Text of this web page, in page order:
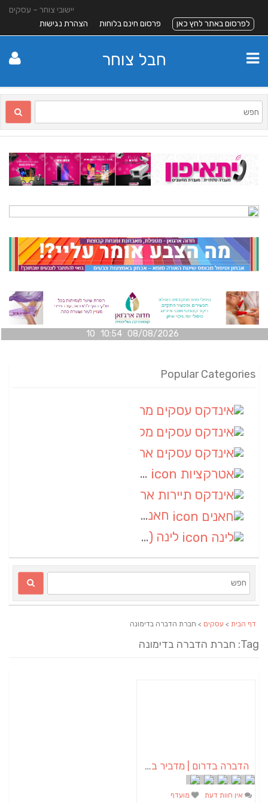
יישובי צוחר – עסקים
לפרסום באתר לחץ כאן
פרסום חינם בלוחות הצהרת נגישות
חבל צוחר
08/08/2026 10:54 10
Popular Categories
אטרקציות
חאנים
לינה (1)
דף הבית > עסקים > חברת הדברה בדימונה
Tag: חברת הדברה בדימונה
הדברה בדרום | מדביר בדרום – א.א הדברות
אין חוות דעת מועדף